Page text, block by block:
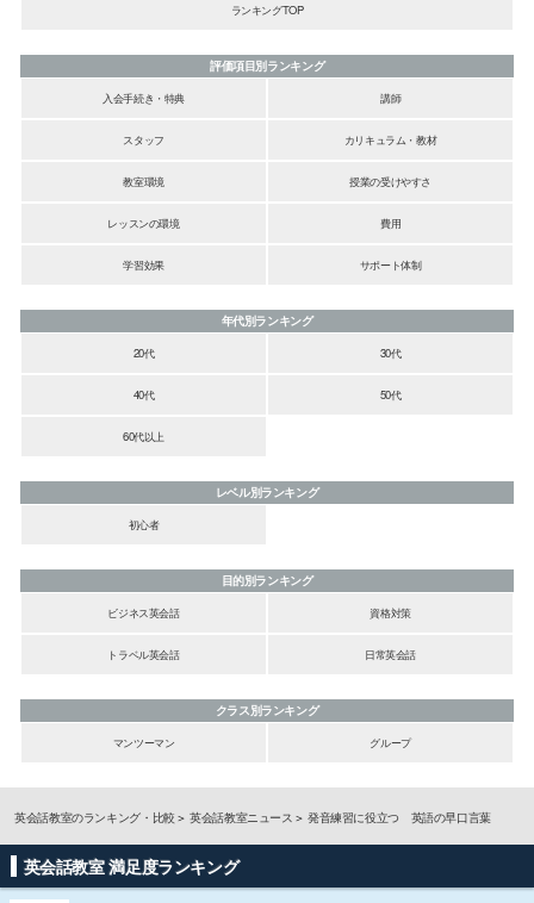
ランキングTOP
評価項目別ランキング
入会手続き・特典
講師
スタッフ カリキュラム・教材
教室環境 授業の受けやすさ
レッスンの環境 費用
学習効果 サポート体制
年代別ランキング
20代
30代
40代 50代
60代以上
レベル別ランキング
初心者
目的別ランキング
ビジネス英会話
資格対策
トラベル英会話 日常英会話
クラス別ランキング
マンツーマン
グループ
英会話教室のランキング・比較 英会話教室ニュース 発音練習に役立つ 英語の早口言葉
英会話教室 満足度ランキング